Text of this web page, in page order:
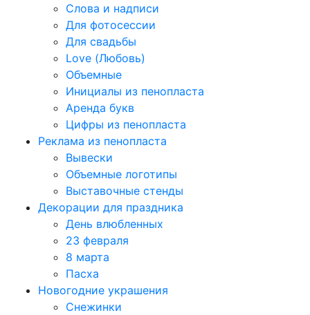
Слова и надписи
Для фотосессии
Для свадьбы
Love (Любовь)
Объемные
Инициалы из пенопласта
Аренда букв
Цифры из пенопласта
Реклама из пенопласта
Вывески
Объемные логотипы
Выставочные стенды
Декорации для праздника
День влюбленных
23 февраля
8 марта
Пасха
Новогодние украшения
Снежинки